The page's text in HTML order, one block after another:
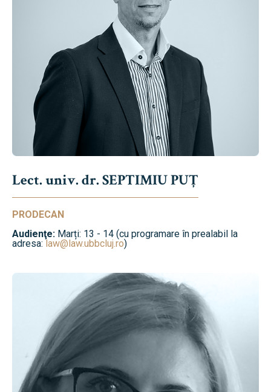
Lect. univ. dr. SEPTIMIU PUȚ
PRODECAN
Audienţe: Marți: 13 - 14 (cu programare în prealabil la
adresa:law@law.ubbcluj.ro)